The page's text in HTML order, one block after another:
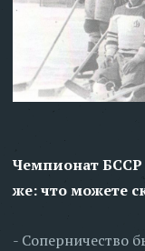
Чемпионат
же: что можете
- Соперничество